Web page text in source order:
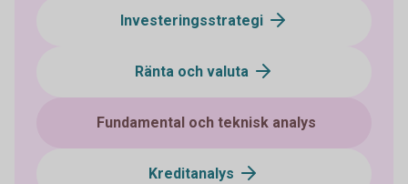
Investeringsstrategi
Ränta och valuta
Fundamental och teknisk analys
Kreditanalys